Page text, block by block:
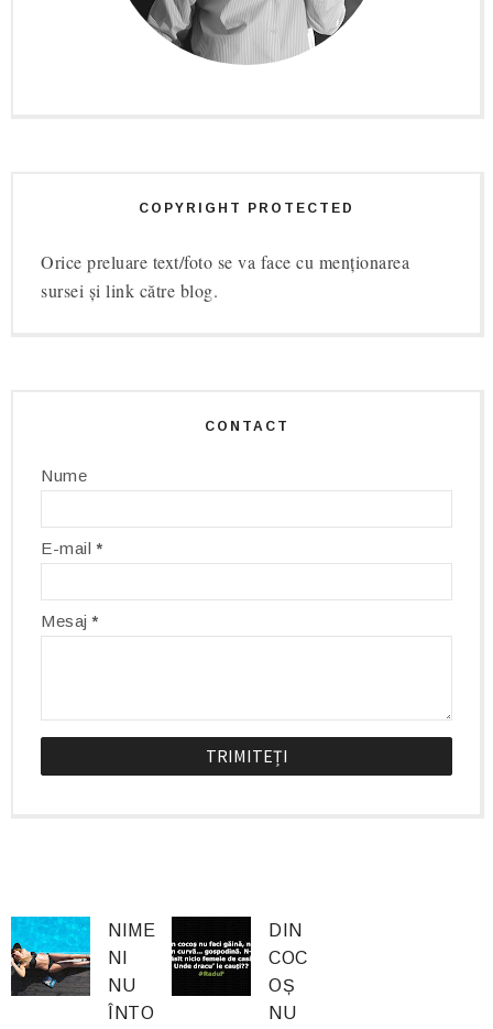
COPYRIGHT PROTECTED
Orice preluare text/foto se va face cu menționarea
sursei și link către blog.
CONTACT
Nume
E-mail*
Mesaj*
NIME
NI
NU
ÎNTO
DIN
COC
OȘ
NU